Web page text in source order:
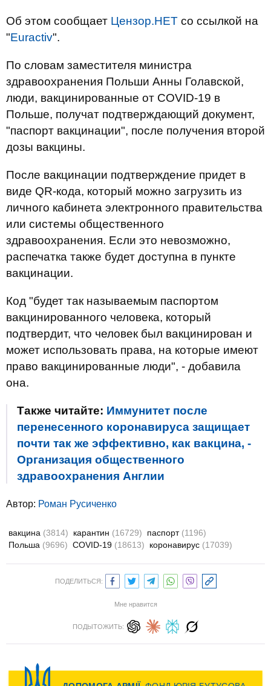
Об этом сообщает Цензор.НЕТ со ссылкой на
"Euractiv".
По словам заместителя министра
здравоохранения Польши Анны Голавской,
люди, вакцинированные от COVID-19 в
Польше, получат подтверждающий документ,
"паспорт вакцинации", после получения второй
дозы вакцины.
После вакцинации подтверждение придет в
виде QR-кода, который можно загрузить из
личного кабинета электронного правительства
или системы общественного
здравоохранения. Если это невозможно,
распечатка также будет доступна в пункте
вакцинации.
Код "будет так называемым паспортом
вакцинированного человека, который
подтвердит, что человек был вакцинирован и
может использовать права, на которые имеют
право вакцинированные люди", - добавила
она.
Также читайте: Иммунитет после
перенесенного коронавируса защищает
почти так же эффективно, как вакцина, -
Организация общественного
здравоохранения Англии
Автор: Роман Русиченко
вакцина (3814) карантин (16729) паспорт (1196)
Польша (9696) COVID-19 (18613) коронавирус (17039)
ПОДЕЛИТЬСЯ:
Мне нравится
ПОДЫТОЖИТЬ: